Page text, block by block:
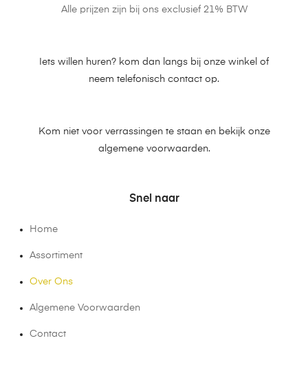
Alle prijzen zijn bij ons exclusief 21% BTW
Iets willen huren? kom dan langs bij onze winkel of
neem telefonisch contact op.
Kom niet voor verrassingen te staan en bekijk onze
algemene voorwaarden.
Snel naar
Home
Assortiment
Over Ons
Algemene Voorwaarden
Contact